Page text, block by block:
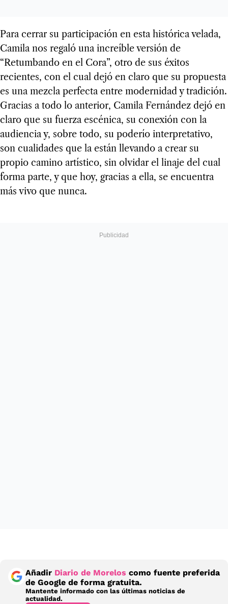
Para cerrar su participación en esta histórica velada,
Camila nos regaló una increíble versión de
“Retumbando en el Cora”, otro de sus éxitos
recientes, con el cual dejó en claro que su propuesta
es una mezcla perfecta entre modernidad y tradición.
Gracias a todo lo anterior, Camila Fernández dejó en
claro que su fuerza escénica, su conexión con la
audiencia y, sobre todo, su poderío interpretativo,
son cualidades que la están llevando a crear su
propio camino artístico, sin olvidar el linaje del cual
forma parte, y que hoy, gracias a ella, se encuentra
más vivo que nunca.
Añadir Diario de Morelos como fuente preferida
de Google de forma gratuita.
Mantente informado con las últimas noticias de
actualidad.